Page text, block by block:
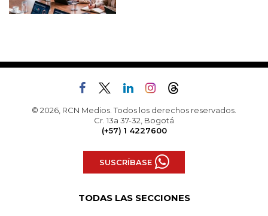
© 2026, RCN Medios. Todos los derechos reservados.
Cr. 13a 37-32, Bogotá
(+57) 1 4227600
SUSCRÍBASE
TODAS LAS SECCIONES